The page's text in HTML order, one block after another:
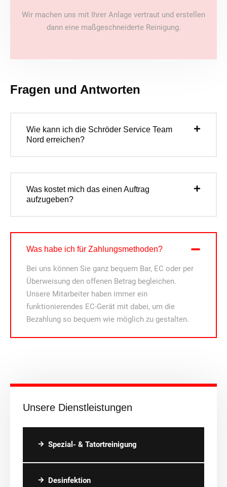
Unsere Dienstleistungen
Spezial- & Tatortreinigung
Desinfektion
Wir machen uns mit Ihrer Anlage vertraut und erstellen
dann eine maßgeschneiderte Reinigung.
Fragen und Antworten
Wie kann ich die Schröder Service Team
Nord erreichen?
Was kostet mich das einen Auftrag
aufzugeben?
Was habe ich für Zahlungsmethoden?
Bei uns können Sie ganz bequem Bar, EC oder per
Überweisung den offenen Betrag begleichen.
Unsere Mitarbeiter haben immer ein
funktionierendes EC-Gerät mit dabei, um die
Bezahlung so bequem wie möglich zu gestalten.